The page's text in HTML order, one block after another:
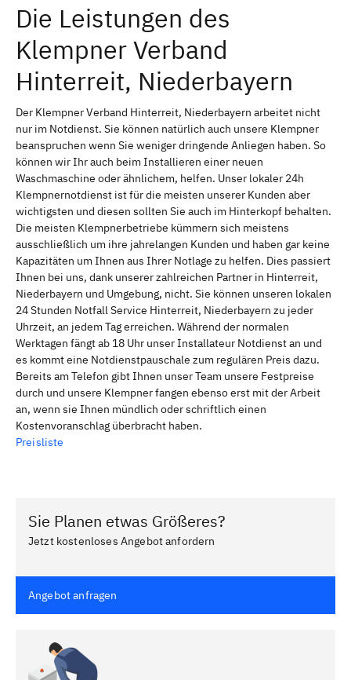
Die Leistungen des
Klempner Verband
Hinterreit, Niederbayern
Der Klempner Verband Hinterreit, Niederbayern arbeitet nicht
nur im Notdienst. Sie können natürlich auch unsere Klempner
beanspruchen wenn Sie weniger dringende Anliegen haben. So
können wir Ihr auch beim Installieren einer neuen
Waschmaschine oder ähnlichem, helfen. Unser lokaler 24h
Klempnernotdienst ist für die meisten unserer Kunden aber
wichtigsten und diesen sollten Sie auch im Hinterkopf behalten.
Die meisten Klempnerbetriebe kümmern sich meistens
ausschließlich um ihre jahrelangen Kunden und haben gar keine
Kapazitäten um Ihnen aus Ihrer Notlage zu helfen. Dies passiert
Ihnen bei uns, dank unserer zahlreichen Partner in Hinterreit,
Niederbayern und Umgebung, nicht. Sie können unseren lokalen
24 Stunden Notfall Service Hinterreit, Niederbayern zu jeder
Uhrzeit, an jedem Tag erreichen. Während der normalen
Werktagen fängt ab 18 Uhr unser Installateur Notdienst an und
es kommt eine Notdienstpauschale zum regulären Preis dazu.
Bereits am Telefon gibt Ihnen unser Team unsere Festpreise
durch und unsere Klempner fangen ebenso erst mit der Arbeit
an, wenn sie Ihnen mündlich oder schriftlich einen
Kostenvoranschlag überbracht haben.
Preisliste
Sie Planen etwas Größeres?
Jetzt kostenloses Angebot anfordern
Angebot anfragen